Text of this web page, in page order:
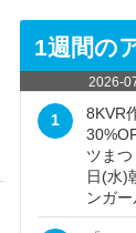
1週間の
2026-
1
8KVR
ツま
日(水)
ンガ